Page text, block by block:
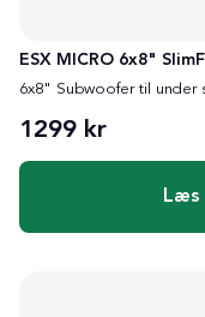
ESX MICRO 6x8"
6x8" Subwoofer til under
1299 kr
Læs